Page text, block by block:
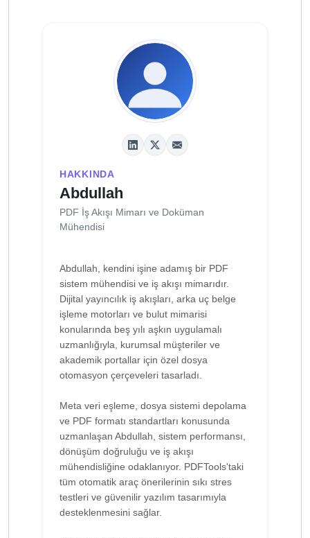
HAKKINDA
Abdullah
PDF İş Akışı Mimarı ve Doküman
Mühendisi
Abdullah, kendini işine adamış bir PDF
sistem mühendisi ve iş akışı mimarıdır.
Dijital yayıncılık iş akışları, arka uç belge
işleme motorları ve bulut mimarisi
konularında beş yılı aşkın uygulamalı
uzmanlığıyla, kurumsal müşteriler ve
akademik portallar için özel dosya
otomasyon çerçeveleri tasarladı.
Meta veri eşleme, dosya sistemi depolama
ve PDF formatı standartları konusunda
uzmanlaşan Abdullah, sistem performansı,
dönüşüm doğruluğu ve iş akışı
mühendisliğine odaklanıyor. PDFTools'taki
tüm otomatik araç önerilerinin sıkı stres
testleri ve güvenilir yazılım tasarımıyla
desteklenmesini sağlar.